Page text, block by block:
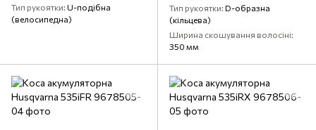
Тип рукоятки U-подібна
(велосипедна)
Тип рукоятки D-образна
(кільцева)
Ширина скошування волосіні
350 мм